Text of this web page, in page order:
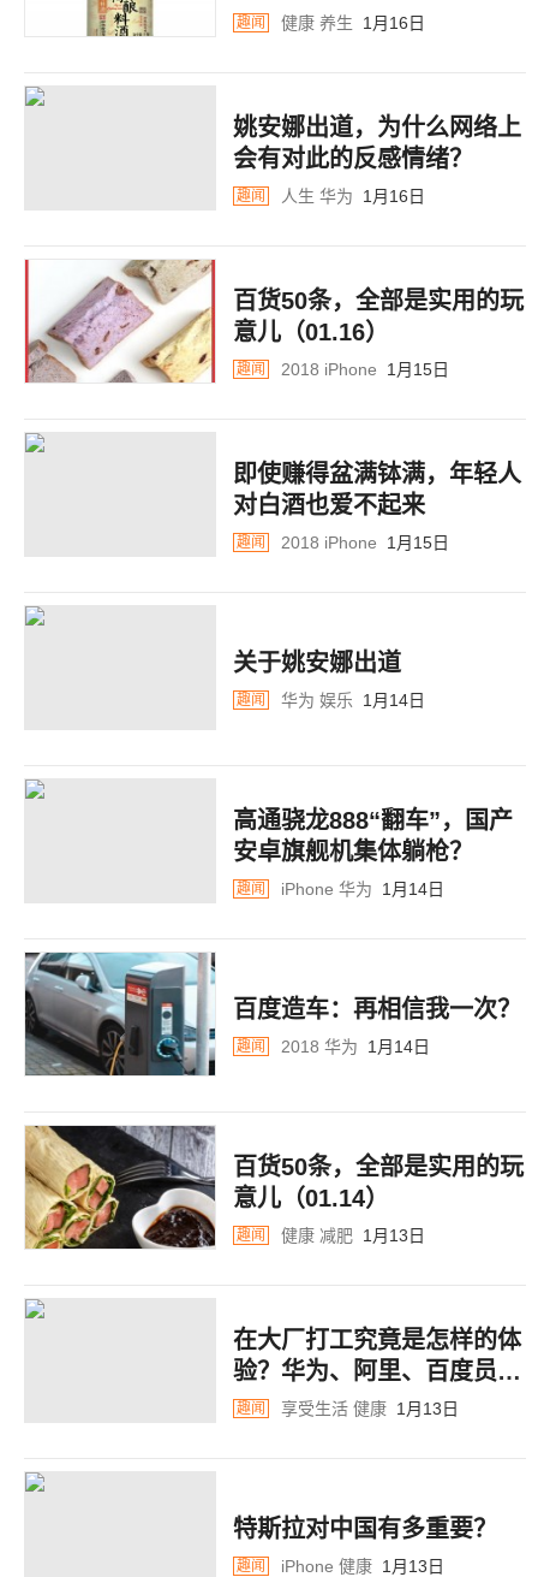
趣闻 健康 养生 1月16日
姚安娜出道，为什么网络上
会有对此的反感情绪？
趣闻 人生 华为 1月16日
百货50条，全部是实用的玩
意儿（01.16）
趣闻 2018 iPhone 1月15日
即使赚得盆满钵满，年轻人
对白酒也爱不起来
趣闻 2018 iPhone 1月15日
关于姚安娜出道 ​​​​
趣闻 华为 娱乐 1月14日
高通骁龙888“翻车”，国产
安卓旗舰机集体躺枪？
趣闻 iPhone 华为 1月14日
百度造车：再相信我一次？
趣闻 2018 华为 1月14日
百货50条，全部是实用的玩
意儿（01.14）
趣闻 健康 减肥 1月13日
在大厂打工究竟是怎样的体
验？华为、阿里、百度员工
这样说
趣闻 享受生活 健康 1月13日
特斯拉对中国有多重要？
趣闻 iPhone 健康 1月13日